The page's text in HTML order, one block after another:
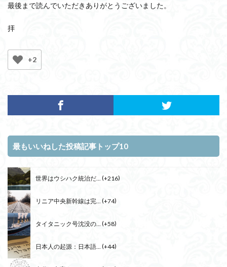
最後まで読んでいただきありがとうございました。
拝
+2
最もいいねした投稿記事トップ10
世界はウシハク統治だ... +216
リニア中央新幹線は完... +74
タイタニック号沈没の... +58
日本人の起源：日本語... +44